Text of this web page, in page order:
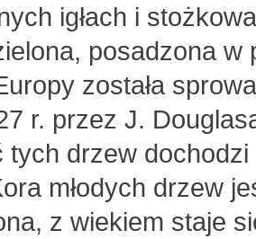
igłach i
posadzona w
została
r. przez J.
tych drzew dochodzi
młodych drzew
z wiekiem staje